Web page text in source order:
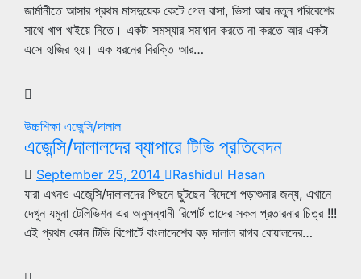
জার্মানীতে আসার প্রথম মাসদুয়েক কেটে গেল বাসা, ভিসা আর নতুন পরিবেশের
সাথে খাপ খাইয়ে নিতে। একটা সমস্যার সমাধান করতে না করতে আর একটা
এসে হাজির হয়। এক ধরনের বিরক্তি আর…
উচ্চশিক্ষা এজেন্সি/দালাল
এজেন্সি/দালালদের ব্যাপারে টিভি প্রতিবেদন
September 25, 2014
Rashidul Hasan
যারা এখনও এজেন্সি/দালালদের পিছনে ছুটছেন বিদেশে পড়াশুনার জন্য, এখানে
দেখুন যমুনা টেলিভিশন এর অনুসন্ধানী রিপোর্ট তাদের সকল প্রতারনার চিত্র !!!
এই প্রথম কোন টিভি রিপোর্টে বাংলাদেশের বড় দালাল রাগব বোয়ালদের…